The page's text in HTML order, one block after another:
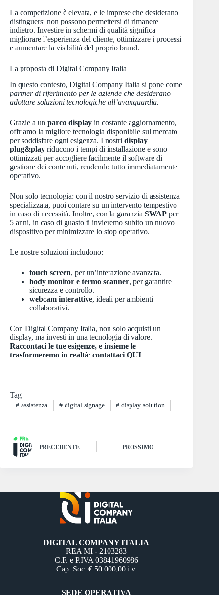
La competizione è elevata, e le imprese che desiderano
distinguersi non possono permettersi di rimanere
indietro. Investire in schermi di qualità significa
migliorare l’esperienza del cliente, ottimizzare i processi
e aumentare la visibilità del proprio brand.
La proposta di Digital Company Italia
In questo contesto, Digital Company Italia si pone come
partner di riferimento per le aziende che desiderano
adottare soluzioni tecnologiche all’avanguardia.
Grazie a un parco display in costante aggiornamento,
offriamo la migliore tecnologia disponibile sul mercato
per soddisfare ogni esigenza. I nostri display
plug&play riducono i tempi di installazione e sono
ottimizzati per accogliere facilmente il software di
gestione dei contenuti, rendendo tutto immediatamente
operativo.
Non solo tecnologia: con il nostro servizio di assistenza
specializzata, puoi contare su un intervento tempestivo
in caso di necessità. Inoltre, con la garanzia SWAP per
5 anni, in caso di guasto ti invieremo subito un nuovo
dispositivo per minimizzare lo stop operativo.
Le nostre soluzioni includono:
touch screen, per un’interazione avanzata.
body monitor e termo scanner, per garantire
sicurezza e controllo.
webcam interattive, ideali per ambienti
collaborativi.
Con Digital Company Italia, non solo acquisti un
display, ma investi in una tecnologia di valore.
Raccontaci le tue esigenze, e insieme le
trasformeremo in realtà: contattaci QUI
Tag
#assistenza #digital signage # display solution
PRECEDENTE PROSSIMO
DIGITAL COMPANY ITALIA
REA MI - 2103283
C.F. e P.IVA 03841960986
Cap. Soc. € 50.000,00 i.v.
SEDE OPERATIVA